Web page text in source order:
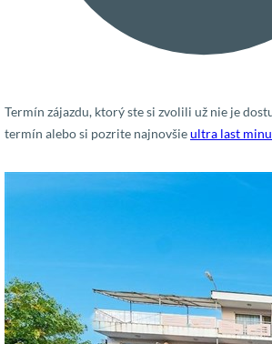
Termín zájazdu, ktorý ste si zvolili už nie je
termín alebo si pozrite najnovšieultra last